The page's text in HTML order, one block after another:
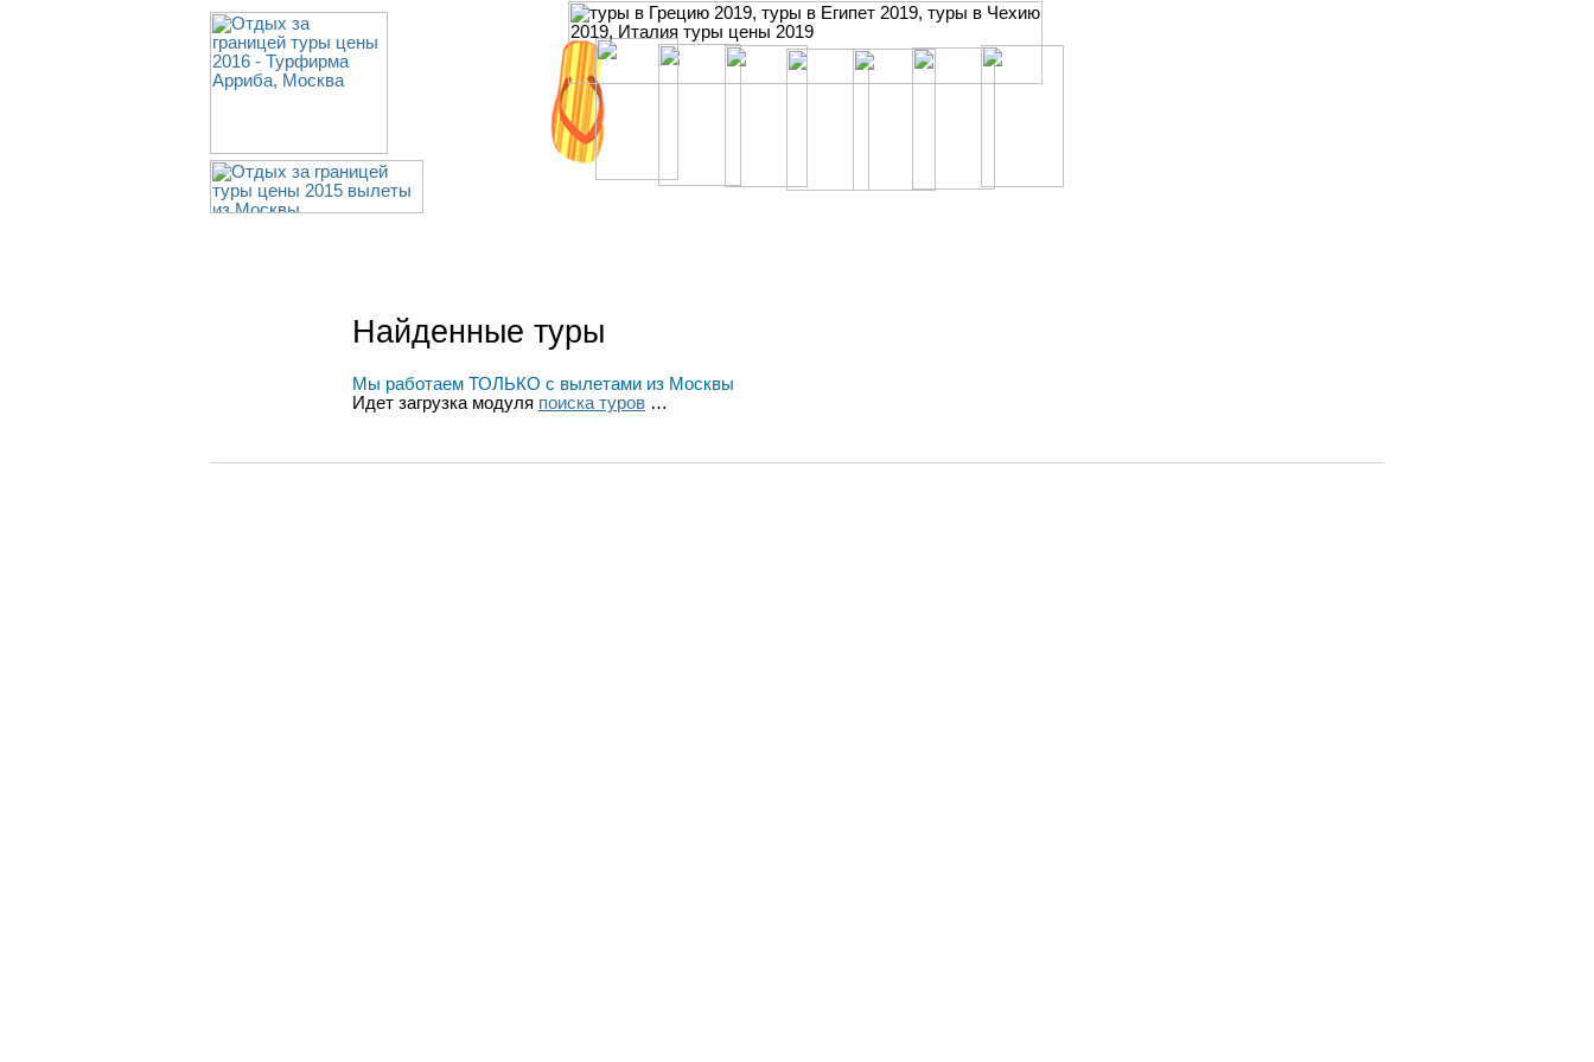
Найденные туры
Мы работаем ТОЛЬКО с вылетами из Москвы
Идет загрузка модуля поиска туров …